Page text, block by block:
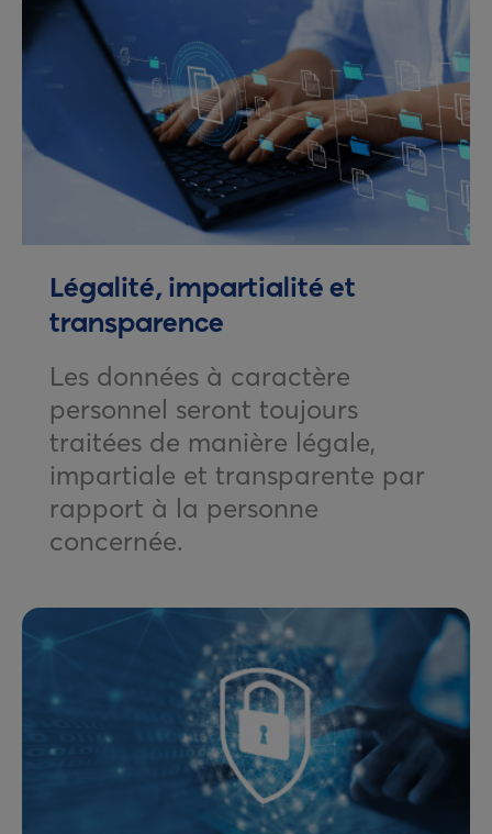
Légalité, impartialité et
transparence
Les données à caractère
personnel seront toujours
traitées de manière légale,
impartiale et transparente par
rapport à la personne
concernée.